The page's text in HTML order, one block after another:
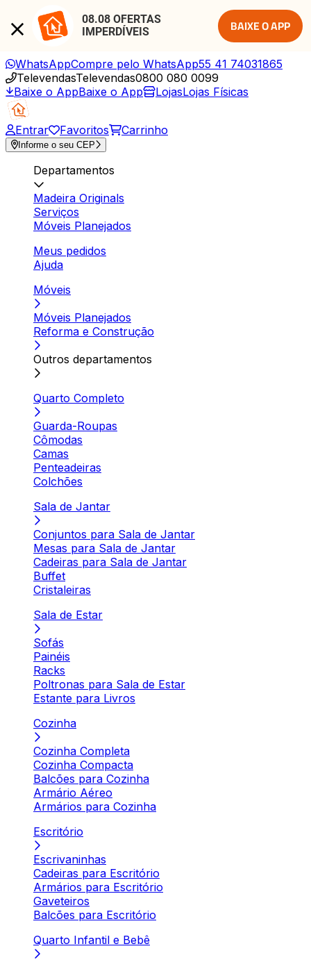
08.08 OFERTAS
IMPERDÍVEIS
BAIXE O APP
WhatsAppCompre pelo WhatsApp55 41 74031865
TelevendasTelevendas0800 080 0099
Baixe o AppBaixe o App LojasLojas Físicas
Entrar Favoritos Carrinho
Informe o seu CEP
Departamentos
Madeira Originals
Serviços
Móveis Planejados
Meus pedidos
Ajuda
Móveis
Móveis Planejados
Reforma e Construção
Outros departamentos
Quarto Completo
Guarda-Roupas
Cômodas
Camas
Penteadeiras
Colchões
Sala de Jantar
Conjuntos para Sala de Jantar
Mesas para Sala de Jantar
Cadeiras para Sala de Jantar
Buffet
Cristaleiras
Sala de Estar
Sofás
Painéis
Racks
Poltronas para Sala de Estar
Estante para Livros
Cozinha
Cozinha Completa
Cozinha Compacta
Balcões para Cozinha
Armário Aéreo
Armários para Cozinha
Escritório
Escrivaninhas
Cadeiras para Escritório
Armários para Escritório
Gaveteiros
Balcões para Escritório
Quarto Infantil e Bebê